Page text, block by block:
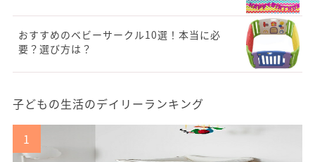
おすすめのベビーサークル10選！本当に必
要？選び方は？
子どもの生活のデイリーランキング